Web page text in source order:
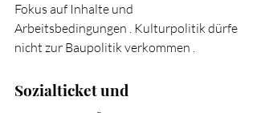
Fokus auf Inhalte und
Arbeitsbedingungen . Kulturpolitik dürfe
nicht zur Baupolitik verkommen .
Sozialticket und